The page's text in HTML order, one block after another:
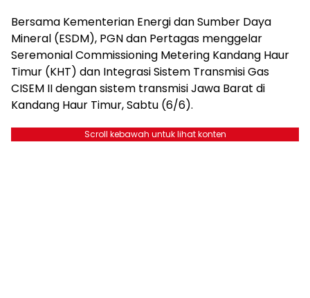
Bersama Kementerian Energi dan Sumber Daya
Mineral (ESDM), PGN dan Pertagas menggelar
Seremonial Commissioning Metering Kandang Haur
Timur (KHT) dan Integrasi Sistem Transmisi Gas
CISEM II dengan sistem transmisi Jawa Barat di
Kandang Haur Timur, Sabtu (6/6).
Scroll kebawah untuk lihat konten